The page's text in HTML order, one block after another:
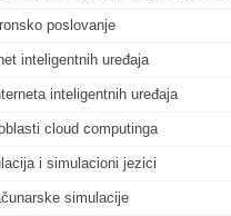
poslovanje
inteligentnih uređaja
inteligentnih uređaja
cloud computinga
i simulacioni jezici
simulacije